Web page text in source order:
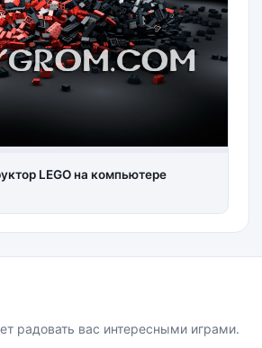
LEGO на компьютере
радовать вас интересными играми.